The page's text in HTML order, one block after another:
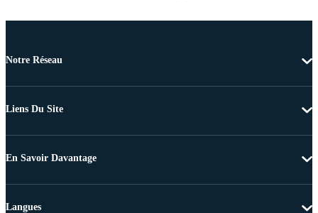
Notre Réseau
Liens Du Site
En Savoir Davantage
Langues